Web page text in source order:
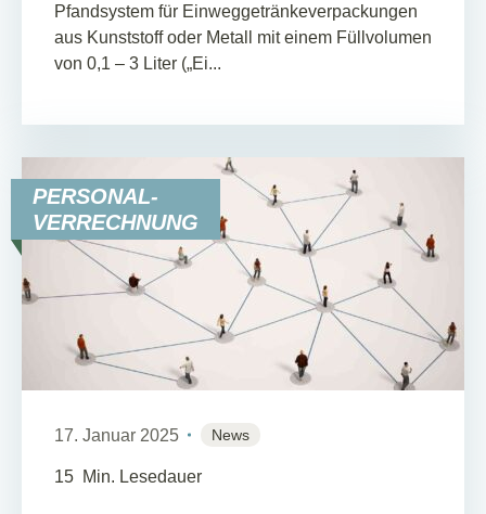
Pfandsystem für Einweggetränkeverpackungen
aus Kunststoff oder Metall mit einem Füllvolumen
von 0,1 – 3 Liter („Ei...
PERSONAL-
VERRECHNUNG
17. Januar 2025 News
15 Min. Lesedauer